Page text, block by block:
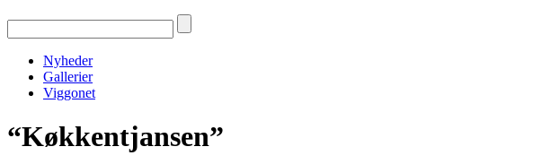
Nyheder
Gallerier
Viggonet
“Køkkentjansen”